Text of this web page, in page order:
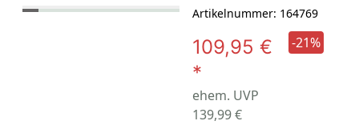
Artikelnummer: 164769
109,95 €
*
ehem. UVP
139,99 €
-21%